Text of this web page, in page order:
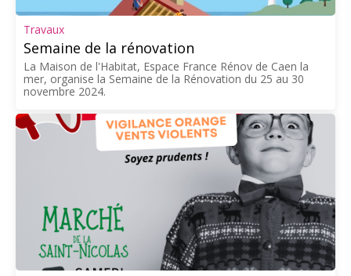
Travaux
Semaine de la rénovation
La Maison de l'Habitat, Espace France Rénov de Caen la
mer, organise la Semaine de la Rénovation du 25 au 30
novembre 2024.